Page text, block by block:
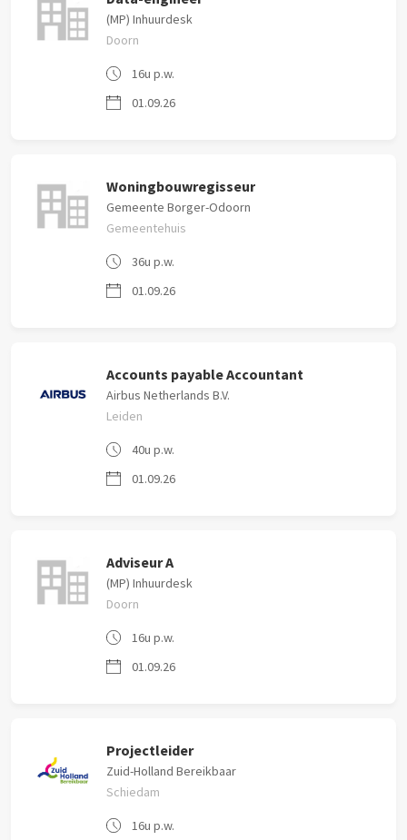
(MP) Inhuurdesk
Doorn
16u p.w.
01.09.26
Woningbouwregisseur
Gemeente Borger-Odoorn
Gemeentehuis
36u p.w.
01.09.26
Accounts payable Accountant
Airbus Netherlands B.V.
Leiden
40u p.w.
01.09.26
Adviseur A
(MP) Inhuurdesk
Doorn
16u p.w.
01.09.26
Projectleider
Zuid-Holland Bereikbaar
Schiedam
16u p.w.